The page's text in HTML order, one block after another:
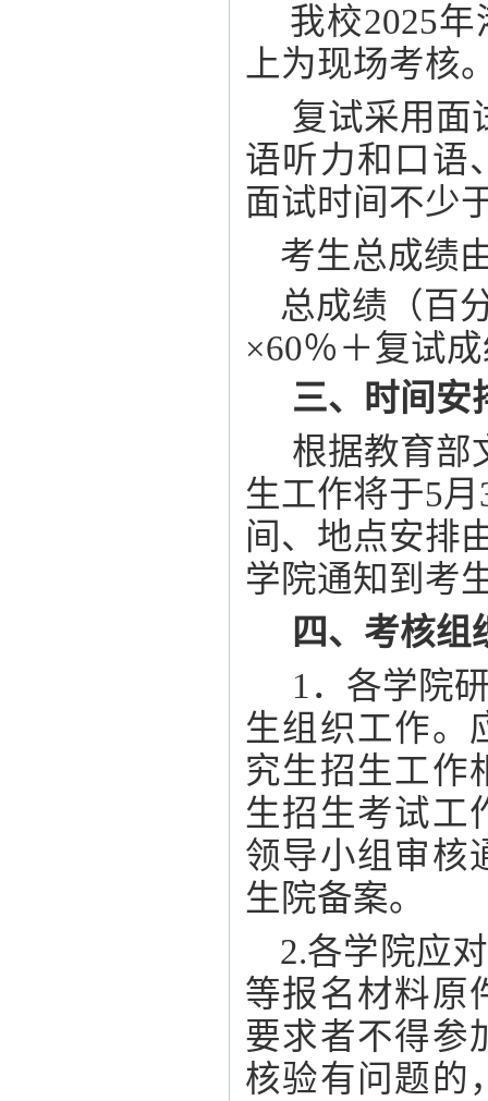
我校2025年
上为现场考核
复试采用面
语听力和口语
面试时间不少
考生总成绩
总成绩（百
×60％＋复试
三、时间安
根据教育部
生工作将于5月
间、地点安排
学院通知到考
四、考核组
1．各学院
生组织工作。
究生招生工作
生招生考试工
领导小组审核
生院备案。
2.各学院应
等报名材料原
要求者不得参
核验有问题的